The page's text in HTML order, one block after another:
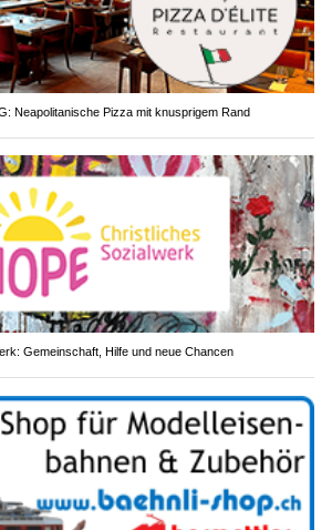
Neapolitanische Pizza mit knusprigem Rand
Gemeinschaft, Hilfe und neue Chancen